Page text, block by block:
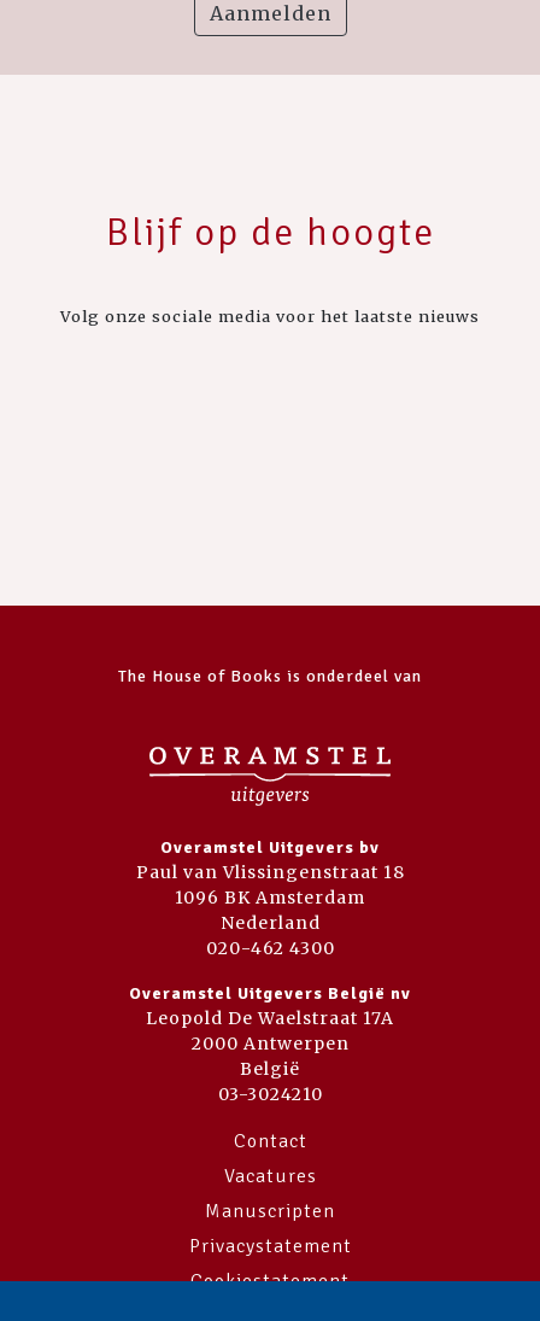
Aanmelden
Blijf op de hoogte
Volg onze sociale media voor het laatste nieuws
The House of Books is onderdeel van
Overamstel Uitgevers bv
Paul van Vlissingenstraat 18
1096 BK Amsterdam
Nederland
020-462 4300
Overamstel Uitgevers België nv
Leopold De Waelstraat 17A
2000 Antwerpen
België
03-3024210
Contact
Vacatures
Manuscripten
Privacystatement
Cookiestatement